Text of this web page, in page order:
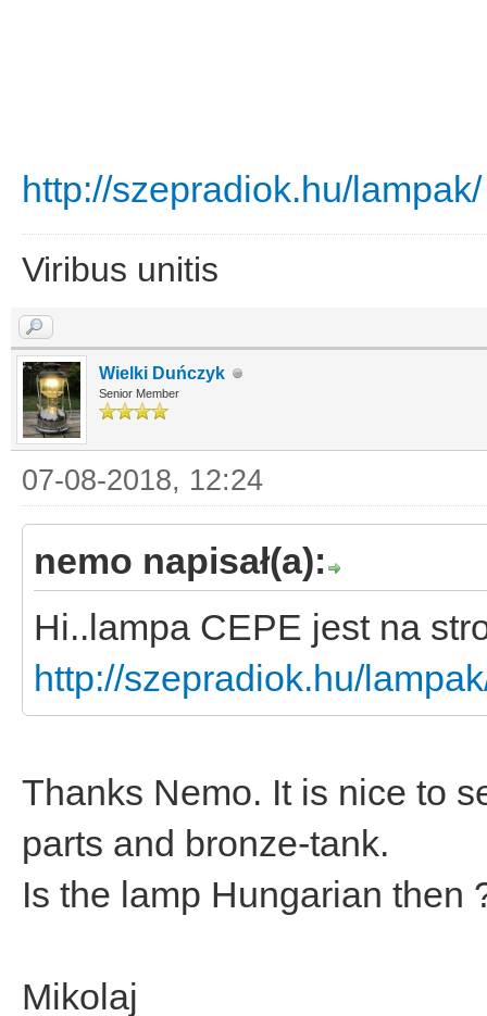
http://szepradiok.hu/lampak/
Viribus unitis
Wielki Duńczyk
Senior Member
07-08-2018, 12:24
nemo napisał(a):
Hi..lampa CEPE jest na
http://szepradiok.hu/
Thanks Nemo. It is nice to
parts and bronze-tank.
Is the lamp Hungarian then
Mikolaj